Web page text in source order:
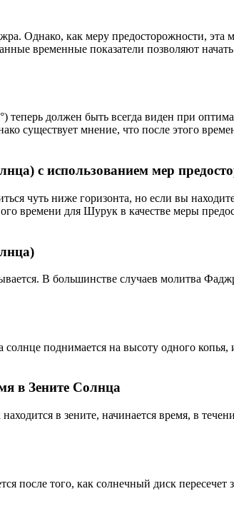
Однако, как меру предосторожности,
временные показатели позволяют
должен быть всегда виден при
существует мнение, что после этого
с использованием мер
чуть ниже горизонта, но если вы
времени для Шурук в качестве меры
В большинстве случаев молитва
солнце поднимается на высоту одного
в Зените Солнца
в зените, начинается время, в
после того, как солнечный диск